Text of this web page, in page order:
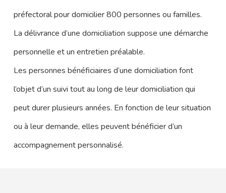
préfectoral pour domicilier 800 personnes ou familles.
La délivrance d’une domiciliation suppose une démarche
personnelle et un entretien préalable.
Les personnes bénéficiaires d’une domiciliation font
l’objet d’un suivi tout au long de leur domiciliation qui
peut durer plusieurs années. En fonction de leur situation
ou à leur demande, elles peuvent bénéficier d’un
accompagnement personnalisé.